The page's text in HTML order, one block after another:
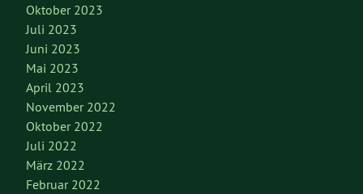
Oktober 2023
Juli 2023
Juni 2023
Mai 2023
April 2023
November 2022
Oktober 2022
Juli 2022
März 2022
Februar 2022